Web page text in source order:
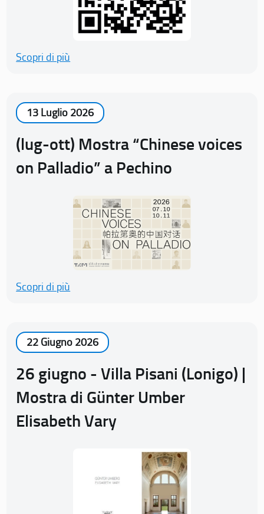
Scopri di più
13 Luglio 2026
(lug-ott) Mostra “Chinese voices
on Palladio” a Pechino
Scopri di più
22 Giugno 2026
26 giugno - Villa Pisani (Lonigo) |
Mostra di Günter Umber
Elisabeth Vary